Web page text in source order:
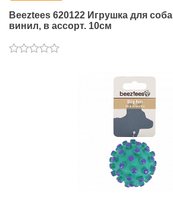
Beeztees 620122 Игрушка для
винил, в ассорт. 10см